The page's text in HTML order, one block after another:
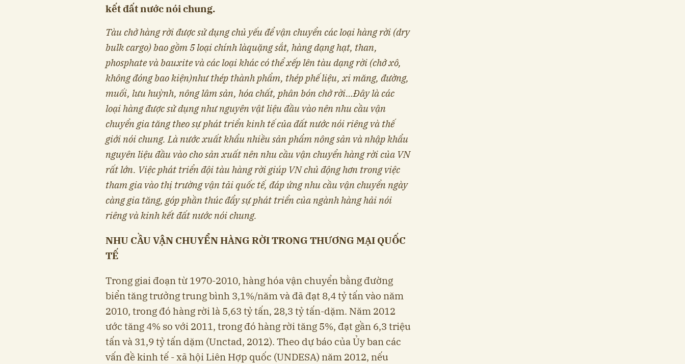
kết đất nước nói chung.
Tàu chở hàng rời được sử dụng chủ yếu để vận chuyển các loại hàng rời (dry
bulk cargo)bao gồm 5 loại chính làquặng sắt, hàng dạng hạt, than,
phosphate và bauxite và các loại khác có thể xếp lên tàu dạng rời (chở xô,
không đóng bao kiện)như thép thành phẩm, thép phế liệu, xi măng, đường,
muối, lưu huỳnh, nông lâm sản, hóa chất, phân bónchở rời…Đây là các
loại hàng được sử dụng như nguyên vật liệu đầu vào nên nhu cầu vận
chuyển gia tăng theo sự phát triển kinh tế của đất nước nói riêng và thế
giới nói chung. Là nước xuất khẩu nhiều sản phẩm nông sản và nhập khẩu
nguyên liệu đầu vào cho sản xuất nên nhu cầu vận chuyển hàng rời của VN
rất lớn. Việc phát triển đội tàu hàng rời giúp VN chủ động hơn trong việc
tham gia vào thị trường vận tải quốc tế, đáp ứng nhu cầu vận chuyển ngày
càng gia tăng, góp phần thúc đẩy sự phát triển của ngành hàng hải nói
riêng và kinh kết đất nước nói chung.
NHU CẦU VẬN CHUYỂN HÀNG RỜI TRONG THƯƠNG MẠI QUỐC
TẾ
Trong giai đoạn từ 1970-2010, hàng hóa vận chuyển bằng đường
biển tăng trưởng trung bình 3,1%/năm và đã đạt 8,4 tỷ tấn vào năm
2010, trong đó hàng rời là 5,63 tỷ tấn, 28,3 tỷ tấn-dặm. Năm 2012
ước tăng 4% so với 2011, trong đó hàng rời tăng 5%, đạt gần 6,3 triệu
tấn và 31,9 tỷ tấn dặm (Unctad, 2012). Theo dự báo của Ủy ban các
vấn đề kinh tế - xã hội Liên Hợp quốc (UNDESA) năm 2012, nếu